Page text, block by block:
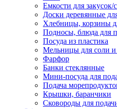
Емкости для закусок/
Доски деревянные
Хлебницы, корзины
Подносы, блюда для
Посуда из пластика
Мельницы для соли и
Фарфор
Банки стеклянные
Мини-посуда для
Подача
Крышки, баранчики
Сковороды для